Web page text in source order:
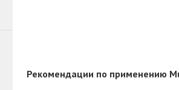
Рекомендации по применению